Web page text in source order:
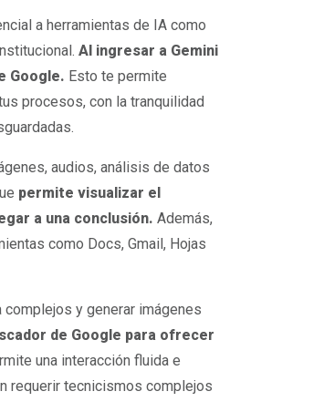
a herramientas de IA como
Al ingresar a Gemini
Google. Esto te permite
procesos, con la tranquilidad
audios, análisis de datos
permite visualizar el
a una conclusión. Además,
como Docs, Gmail, Hojas
y generar imágenes
de Google para ofrecer
una interacción fluida e
requerir tecnicismos complejos